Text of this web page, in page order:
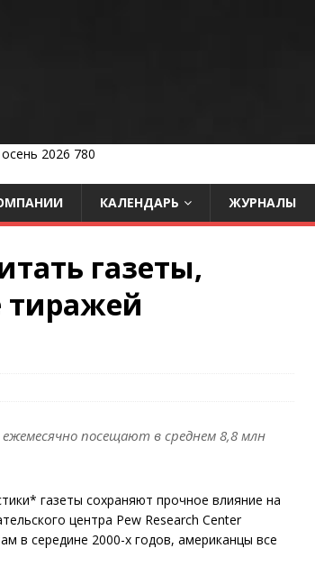
КАЛЕНДАРЬ ЖУРНАЛЫ
газеты,
тиражей
посещают в среднем 8,8 млн
газеты сохраняют прочное влияние на
центра Pew Research Center
в середине 2000-х годов, американцы все